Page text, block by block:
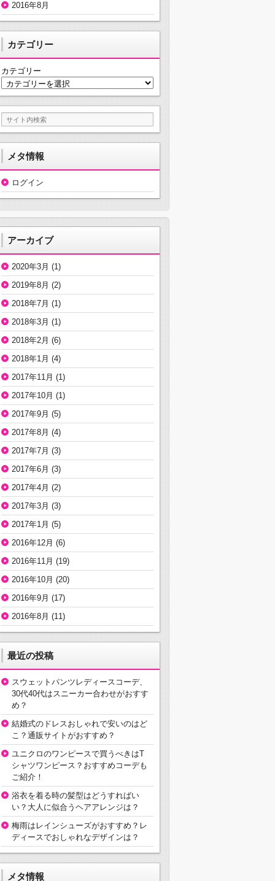
2016年8月
カテゴリー
カテゴリー
メタ情報
ログイン
アーカイブ
2020年3月 (1)
2019年8月 (2)
2018年7月 (1)
2018年3月 (1)
2018年2月 (6)
2018年1月 (4)
2017年11月 (1)
2017年10月 (1)
2017年9月 (5)
2017年8月 (4)
2017年7月 (3)
2017年6月 (3)
2017年4月 (2)
2017年3月 (3)
2017年1月 (5)
2016年12月 (6)
2016年11月 (19)
2016年10月 (20)
2016年9月 (17)
2016年8月 (11)
最近の投稿
スウェットパンツレディースコーデ、
30代40代はスニーカー合わせがおすす
め？
結婚式のドレスおしゃれで安いのはど
こ？通販サイトがおすすめ？
ユニクロのワンピースで買うべきはT
シャツワンピース？おすすめコーデも
ご紹介！
浴衣を着る時の髪型はどうすればい
い？大人に似合うヘアアレンジは？
梅雨はレインシューズがおすすめ？レ
ディースでおしゃれなデザインは？
メタ情報